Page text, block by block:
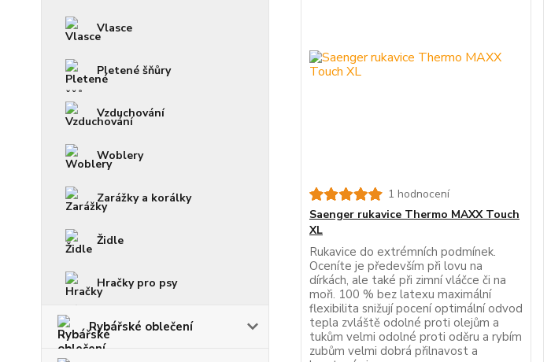
Vlasce
Pletené šňůry
Vzduchování
Woblery
Zarážky a korálky
Židle
Hračky pro psy
Rybářské oblečení
1 hodnocení
Saenger rukavice Thermo MAXX Touch
XL
Rukavice do extrémních podmínek.
Oceníte je především při lovu na
dírkách, ale také při zimní vláčce či na
moři. 100 % bez latexu maximální
flexibilita snižují pocení optimální odvod
tepla zvláště odolné proti olejům a
tukům velmi odolné proti oděru a rybím
zubům velmi dobrá přilnavost a